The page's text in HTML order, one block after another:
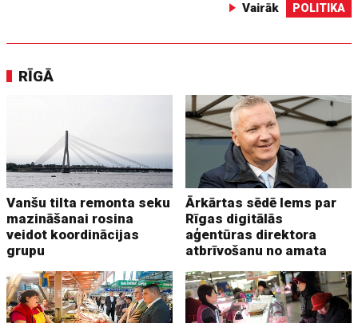
Vairāk POLITIKA
RĪGĀ
Vanšu tilta remonta seku
mazināšanai rosina
veidot koordinācijas
grupu
Ārkārtas sēdē lems par
Rīgas digitālās
aģentūras direktora
atbrīvošanu no amata